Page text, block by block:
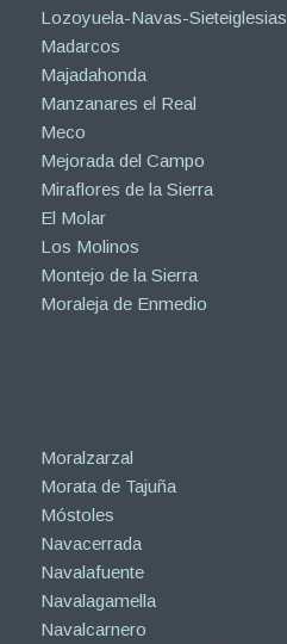
Lozoyuela-Navas-Sieteiglesias
Madarcos
Majadahonda
Manzanares el Real
Meco
Mejorada del Campo
Miraflores de la Sierra
El Molar
Los Molinos
Montejo de la Sierra
Moraleja de Enmedio
Moralzarzal
Morata de Tajuña
Móstoles
Navacerrada
Navalafuente
Navalagamella
Navalcarnero